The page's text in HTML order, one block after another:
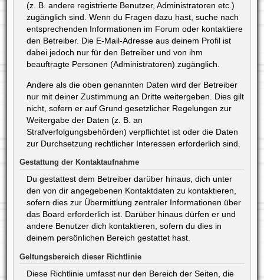
(z. B. andere registrierte Benutzer, Administratoren etc.)
zugänglich sind. Wenn du Fragen dazu hast, suche nach
entsprechenden Informationen im Forum oder kontaktiere
den Betreiber. Die E-Mail-Adresse aus deinem Profil ist
dabei jedoch nur für den Betreiber und von ihm
beauftragte Personen (Administratoren) zugänglich.
Andere als die oben genannten Daten wird der Betreiber
nur mit deiner Zustimmung an Dritte weitergeben. Dies gilt
nicht, sofern er auf Grund gesetzlicher Regelungen zur
Weitergabe der Daten (z. B. an
Strafverfolgungsbehörden) verpflichtet ist oder die Daten
zur Durchsetzung rechtlicher Interessen erforderlich sind.
Gestattung der Kontaktaufnahme
Du gestattest dem Betreiber darüber hinaus, dich unter
den von dir angegebenen Kontaktdaten zu kontaktieren,
sofern dies zur Übermittlung zentraler Informationen über
das Board erforderlich ist. Darüber hinaus dürfen er und
andere Benutzer dich kontaktieren, sofern du dies in
deinem persönlichen Bereich gestattet hast.
Geltungsbereich dieser Richtlinie
Diese Richtlinie umfasst nur den Bereich der Seiten, die